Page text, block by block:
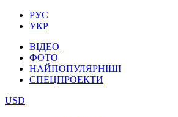
РУС
УКР
ВІДЕО
ФОТО
НАЙПОПУЛЯРНІШІ
СПЕЦПРОЕКТИ
USD